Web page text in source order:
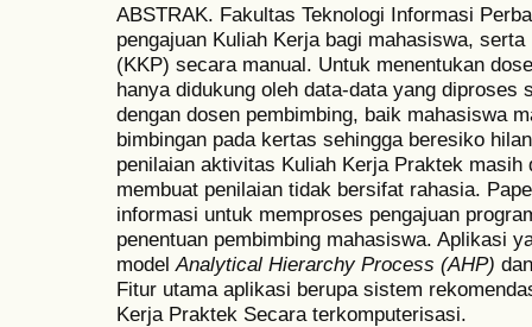
ABSTRAK. Fakultas Teknologi Informasi
pengajuan Kuliah Kerja bagi mahasiswa,
(KKP) secara manual. Untuk menentukan
hanya didukung oleh data-data yang diproses
dengan dosen pembimbing, baik mahasiswa
bimbingan pada kertas sehingga beresiko
penilaian aktivitas Kuliah Kerja Praktek
membuat penilaian tidak bersifat rahasia.
informasi untuk memproses pengajuan
penentuan pembimbing mahasiswa. Aplikasi
model Analytical Hierarchy Process (AHP)
Fitur utama aplikasi berupa sistem
Kerja Praktek Secara terkomputerisasi.